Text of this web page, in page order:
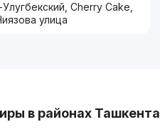
Cherry Cake,
улица
в районах Ташкента